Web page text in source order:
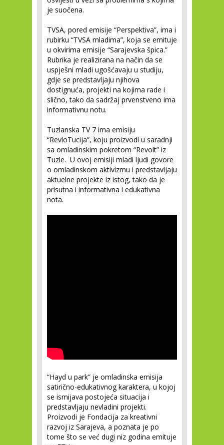
je suočena.
TVSA, pored emisije “Perspektiva”, ima i
rubirku “TVSA mladima”, koja se emituje
u okvirima emisije “Sarajevska špica.”
Rubrika je realizirana na način da se
uspješni mladi ugošćavaju u studiju,
gdje se predstavljaju njihova
dostignuća, projekti na kojima rade i
slično, tako da sadržaj prvenstveno ima
informativnu notu.
Tuzlanska TV 7 ima emisiju
“RevloTucija”, koju proizvodi u saradnji
sa omladinskim pokretom “Revolt” iz
Tuzle. U ovoj emisiji mladi ljudi govore
o omladinskom aktivizmu i predstavljaju
aktuelne projekte iz istog, tako da je
prisutna i informativna i edukativna
nota.
“Hayd u park” je omladinska emisija
satirično-edukativnog karaktera, u kojoj
se ismijava postojeća situacija i
predstavljaju nevladini projekti.
Proizvodi je Fondacija za kreativni
razvoj iz Sarajeva, a poznata je po
tome što se već dugi niz godina emituje